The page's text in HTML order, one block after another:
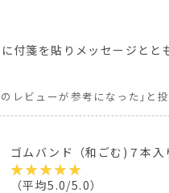
付箋を貼りメッセージとと
レビューが参考になった｣と投
ゴムバンド（和ごむ)７本入
（平均5.0/5.0）